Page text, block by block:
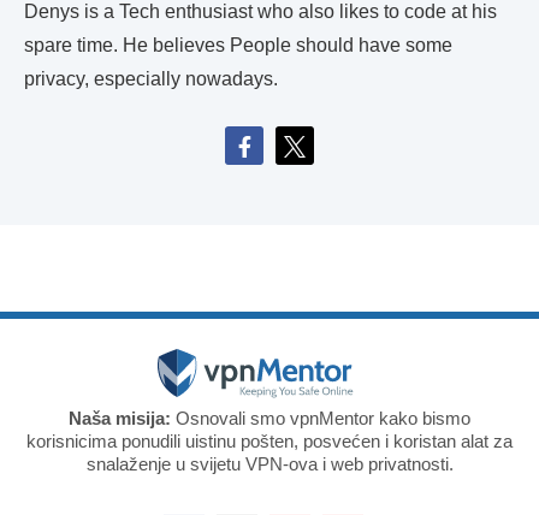
Denys is a Tech enthusiast who also likes to code at his
spare time. He believes People should have some
privacy, especially nowadays.
Naša misija: Osnovali smo vpnMentor kako bismo
korisnicima ponudili uistinu pošten, posvećen i koristan alat za
snalaženje u svijetu VPN-ova i web privatnosti.